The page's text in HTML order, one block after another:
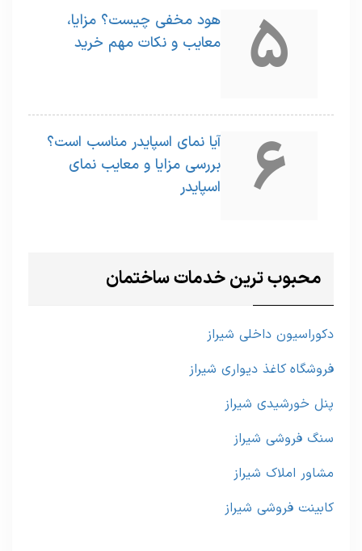
5
هود مخفی چیست؟ مزایا،
معایب و نکات مهم خرید
6
آیا نمای اسپایدر مناسب است؟
بررسی مزایا و معایب نمای
اسپایدر
محبوب ترین خدمات ساختمان
دکوراسیون داخلی شیراز
فروشگاه کاغذ دیواری شیراز
پنل خورشیدی شیراز
سنگ فروشی شیراز
مشاور املاک شیراز
کابینت فروشی شیراز